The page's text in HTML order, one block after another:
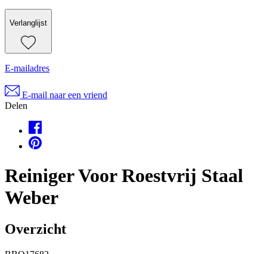
Verlanglijst
E-mailadres
E-mail naar een vriend
Delen
Reiniger Voor Roestvrij Staal
Weber
Overzicht